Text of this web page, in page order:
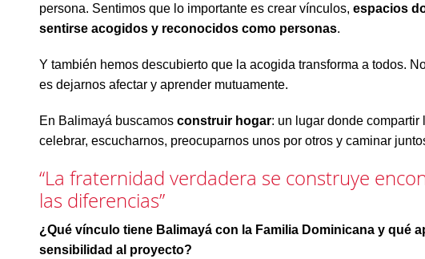
persona. Sentimos que lo importante es crear vínculos,espacios
sentirse acogidos y reconocidos como personas.
Y también hemos descubierto que la acogida transforma a todos.
es dejarnos afectar y aprender mutuamente.
En Balimayá buscamosconstruir hogar: un lugar donde compartir
celebrar, escucharnos, preocuparnos unos por otros y caminar
“La fraternidad verdadera se construye
las diferencias”
¿Qué vínculo tiene Balimayá con la Familia Dominicana y qué
sensibilidad al proyecto?